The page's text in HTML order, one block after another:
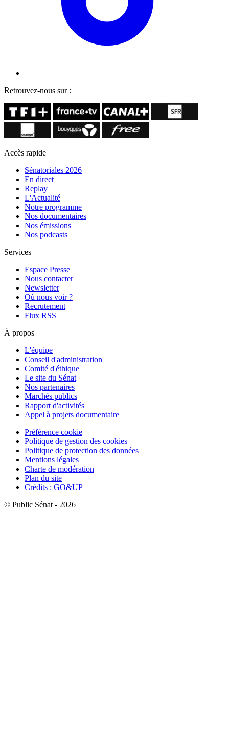
Retrouvez-nous sur :
Accès rapide
Sénatoriales 2026
En direct
Replay
L'Actualité
Notre programme
Nos documentaires
Nos émissions
Nos podcasts
Services
Espace Presse
Nous contacter
Newsletter
Où nous voir ?
Recrutement
Flux RSS
À propos
L'équipe
Conseil d'administration
Comité d'éthique
Le site du Sénat
Nos partenaires
Marchés publics
Rapport d'activités
Appel à projets documentaire
Préférence cookie
Politique de gestion des cookies
Politique de protection des données
Mentions légales
Charte de modération
Plan du site
Crédits : GO&UP
© Public Sénat - 2026